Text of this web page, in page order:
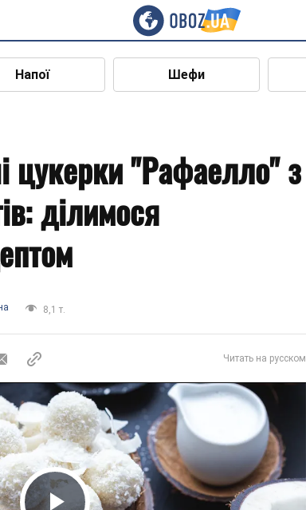
Напої Шефи
цукерки "Рафаелло" з
ділимося
8,1 т.
Читать на русском